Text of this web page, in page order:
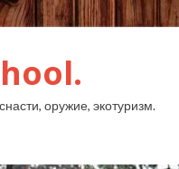
оружие, экотуризм.